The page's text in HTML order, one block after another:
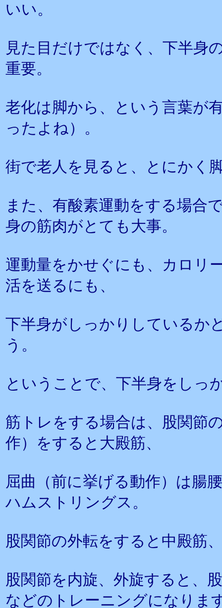
いい。
見た目だけではなく、下半身
重要。
老化は脚から、という言葉が
ったよね）。
街で老人を見ると、とにかく
また、有酸素運動をする場合
身の筋肉がとても大事。
運動量をかせぐにも、カロリ
活を送るにも、
下半身がしっかりしているか
う。
ということで、下半身をしっ
筋トレをする場合は、股関節
作）をすると大殿筋、
屈曲（前に挙げる動作）は腸
ハムストリングス。
股関節の外転をすると中殿筋
股関節を内旋、外旋すると、
などのトレーニングになりま